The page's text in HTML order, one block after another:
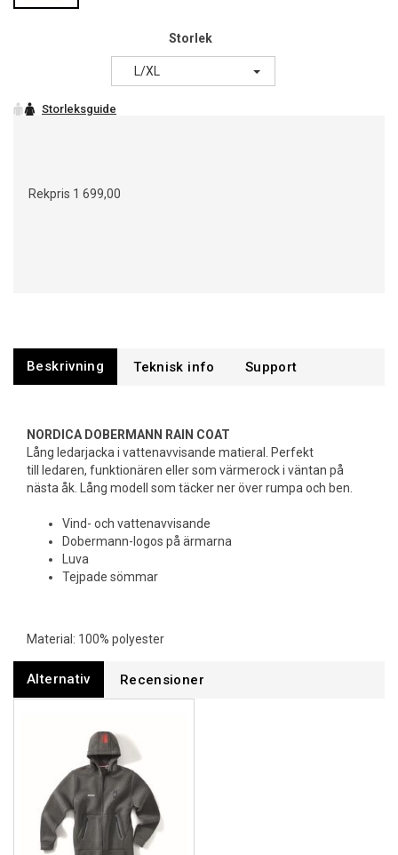
Storlek
L/XL
Rekpris 1 699,00
Beskrivning Support
NORDICA DOBERMANN RAIN COAT
Lång ledarjacka i vattenavvisande matieral. Perfekt
till ledaren, funktionären eller som värmerock i väntan på
nästa åk. Lång modell som täcker ner över rumpa och ben.
Vind- och vattenavvisande
Dobermann-logos på ärmarna
Luva
Tejpade sömmar
Material: 100% polyester
Alternativ Recensioner